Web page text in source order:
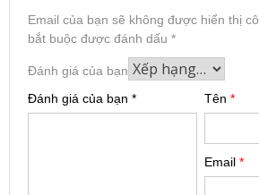
Email của bạn sẽ không được hiển thị
bắt buộc được đánh dấu *
Đánh giá của bạn
Đánh giá của bạn * Tên *
Email *